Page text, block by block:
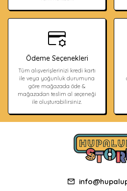
Ödeme Seçenekleri
Tüm alışverişlerinizi kredi kartı
ile veya yoğunluk durumuna
göre mağazada öde &
mağazadan teslim al seçeneği
ile oluşturabilirsiniz.